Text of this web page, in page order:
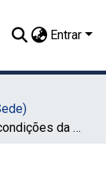
Entrar
Análise das condições da comercialização de crustáceos e moluscos nos principais mercados públicos do Recife